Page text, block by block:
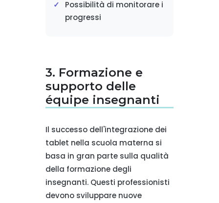
Possibilità di monitorare i
progressi
3. Formazione e
supporto delle
équipe insegnanti
Il successo dell'integrazione dei
tablet nella scuola materna si
basa in gran parte sulla qualità
della formazione degli
insegnanti. Questi professionisti
devono sviluppare nuove